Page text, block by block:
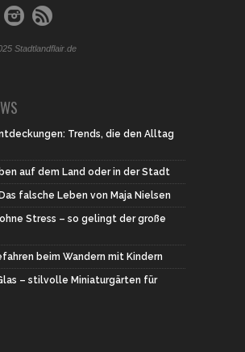
Stadtlandflair.de
Trends, die den Alltag
auf dem Land oder in der Stadt
falsche Leben von Maja Nielsen
Stress – so gelingt der große
beim Wandern mit Kindern
– stilvolle Miniaturgärten für